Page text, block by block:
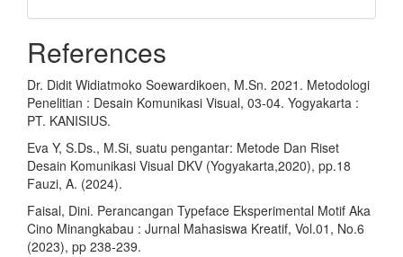
References
Dr. Didit Widiatmoko Soewardikoen, M.Sn. 2021. Metodologi
Penelitian : Desain Komunikasi Visual, 03-04. Yogyakarta :
PT. KANISIUS.
Eva Y, S.Ds., M.Si, suatu pengantar: Metode Dan Riset
Desain Komunikasi Visual DKV (Yogyakarta,2020), pp.18
Fauzi, A. (2024).
Faisal, Dini. Perancangan Typeface Eksperimental Motif Aka
Cino Minangkabau : Jurnal Mahasiswa Kreatif, Vol.01, No.6
(2023), pp 238-239.